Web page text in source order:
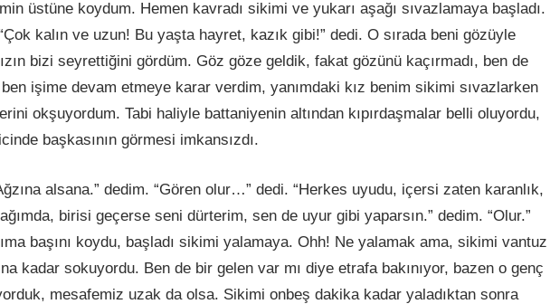
üstüne koydum. Hemen kavradı sikimi ve yukarı aşağı sıvazlamaya başladı.
kalın ve uzun! Bu yaşta hayret, kazık gibi!” dedi. O sırada beni gözüyle
bizi seyrettiğini gördüm. Göz göze geldik, fakat gözünü kaçırmadı, ben de
ben işime devam etmeye karar verdim, yanımdaki kız benim sikimi sıvazlarken
okşuyordum. Tabi haliyle battaniyenin altından kıpırdaşmalar belli oluyordu,
başkasının görmesi imkansızdı.
alsana.” dedim. “Gören olur…” dedi. “Herkes uyudu, içersi zaten karanlık,
birisi geçerse seni dürterim, sen de uyur gibi yaparsın.” dedim. “Olur.”
başını koydu, başladı sikimi yalamaya. Ohh! Ne yalamak ama, sikimi vantuz
kadar sokuyordu. Ben de bir gelen var mı diye etrafa bakınıyor, bazen o genç
mesafemiz uzak da olsa. Sikimi onbeş dakika kadar yaladıktan sonra